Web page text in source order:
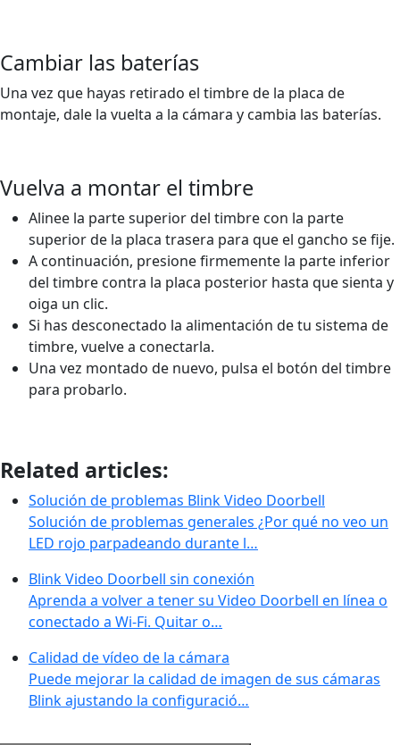
Cambiar las baterías
Una vez que hayas retirado el timbre de la placa de
montaje, dale la vuelta a la cámara y cambia las baterías.
Vuelva a montar el timbre
Alinee la parte superior del timbre con la parte
superior de la placa trasera para que el gancho se fije.
A continuación, presione firmemente la parte inferior
del timbre contra la placa posterior hasta que sienta y
oiga un clic.
Si has desconectado la alimentación de tu sistema de
timbre, vuelve a conectarla.
Una vez montado de nuevo, pulsa el botón del timbre
para probarlo.
Related articles:
Solución de problemas Blink Video Doorbell
Solución de problemas generales ¿Por qué no veo un
LED rojo parpadeando durante l…
Blink Video Doorbell sin conexión
Aprenda a volver a tener su Video Doorbell en línea o
conectado a Wi-Fi. Quitar o…
Calidad de vídeo de la cámara
Puede mejorar la calidad de imagen de sus cámaras
Blink ajustando la configuració…